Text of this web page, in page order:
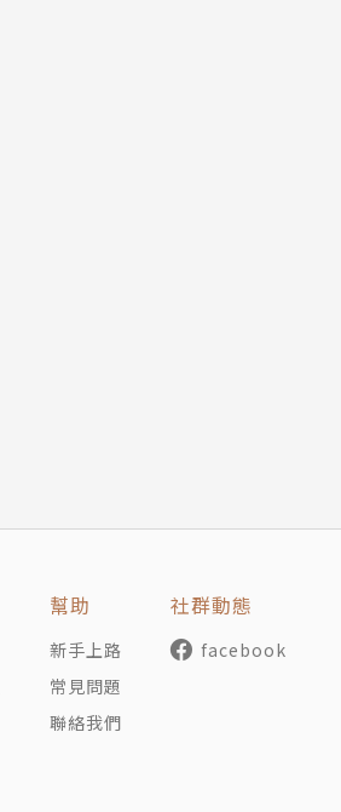
幫助
新手上路
常見問題
聯絡我們
社群動態
facebook